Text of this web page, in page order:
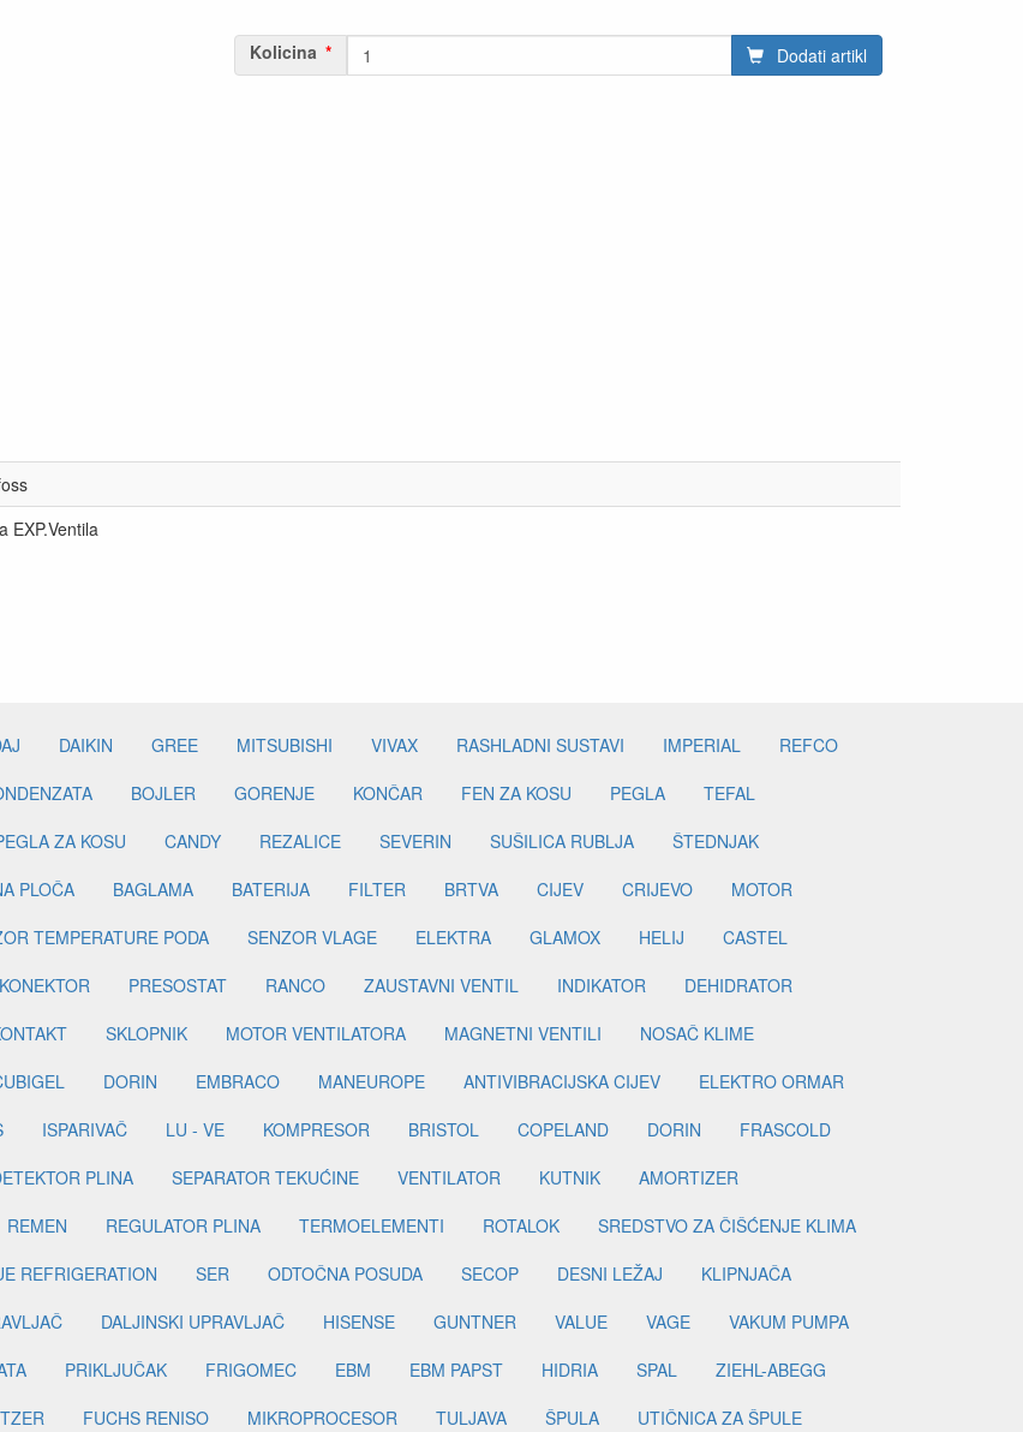
Kolicina Dodati artikl
EXP.Ventila
DAIKIN GREE MITSUBISHI VIVAX RASHLADNI SUSTAVI IMPERIAL
REFCO
BOJLER GORENJE KONČAR FEN ZA KOSU PEGLA
TEFAL
ZA KOSU CANDY REZALICE SEVERIN SUŠILICA RUBLJA
ŠTEDNJAK
PLOČA BAGLAMA BATERIJA FILTER BRTVA CIJEV CRIJEVO
MOTOR
TEMPERATURE PODA SENZOR VLAGE ELEKTRA GLAMOX HELIJ
CASTEL
KONEKTOR PRESOSTAT RANCO ZAUSTAVNI VENTIL INDIKATOR
DEHIDRATOR
SKLOPNIK MOTOR VENTILATORA MAGNETNI VENTILI
NOSAČ KLIME
DORIN EMBRACO MANEUROPE ANTIVIBRACIJSKA CIJEV
ELEKTRO ORMAR
ISPARIVAČ LU - VE KOMPRESOR BRISTOL COPELAND DORIN
FRASCOLD
PLINA SEPARATOR TEKUĆINE VENTILATOR KUTNIK
AMORTIZER
REMEN REGULATOR PLINA TERMOELEMENTI ROTALOK
SREDSTVO ZA ČIŠĆENJE KLIMA
REFRIGERATION SER ODTOČNA POSUDA SECOP DESNI LEŽAJ
KLIPNJAČA
DALJINSKI UPRAVLJAČ HISENSE GUNTNER VALUE VAGE
VAKUM PUMPA
PRIKLJUČAK FRIGOMEC EBM EBM PAPST HIDRIA SPAL
ZIEHL-ABEGG
FUCHS RENISO MIKROPROCESOR TULJAVA ŠPULA
UTIČNICA ZA ŠPULE